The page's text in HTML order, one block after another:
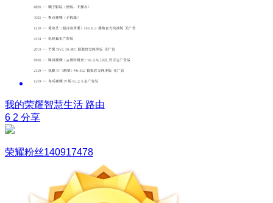
我的荣耀智慧生活 路由
6 2 分享
荣耀粉丝140917478